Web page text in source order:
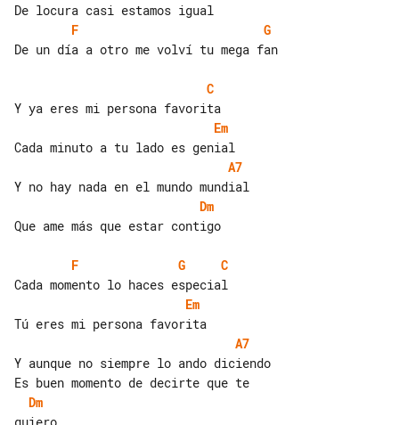
F
G
De un día a otro me volví tu mega fan
C
Em
A7
Dm
Que ame más que estar contigo
F G
C
Em
A7
Y aunque no siempre lo ando diciendo
Dm